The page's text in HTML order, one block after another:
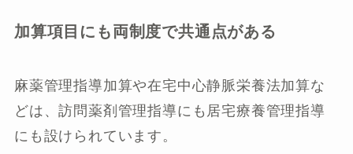
加算項目にも両制度で共通点がある
麻薬管理指導加算や在宅中心静脈栄養法加算な
どは、訪問薬剤管理指導にも居宅療養管理指導
にも設けられています。